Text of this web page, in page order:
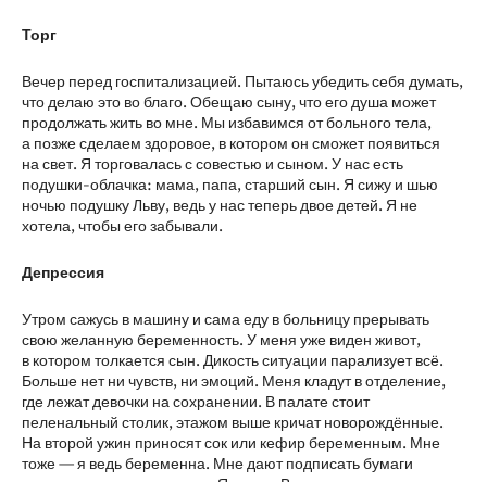
Торг
Вечер перед госпитализацией. Пытаюсь убедить себя думать,
что делаю это во благо. Обещаю сыну, что его душа может
продолжать жить во мне. Мы избавимся от больного тела,
а позже сделаем здоровое, в котором он сможет появиться
на свет. Я торговалась с совестью и сыном. У нас есть
подушки-облачка: мама, папа, старший сын. Я сижу и шью
ночью подушку Льву, ведь у нас теперь двое детей. Я не
хотела, чтобы его забывали.
Депрессия
Утром сажусь в машину и сама еду в больницу прерывать
свою желанную беременность. У меня уже виден живот,
в котором толкается сын. Дикость ситуации парализует всё.
Больше нет ни чувств, ни эмоций. Меня кладут в отделение,
где лежат девочки на сохранении. В палате стоит
пеленальный столик, этажом выше кричат новорождённые.
На второй ужин приносят сок или кефир беременным. Мне
тоже — я ведь беременна. Мне дают подписать бумаги